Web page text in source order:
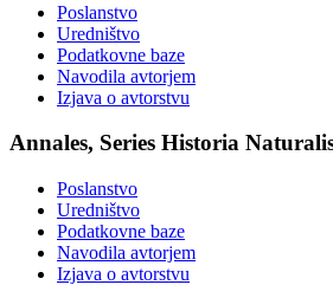
Poslanstvo
Uredništvo
Podatkovne baze
Navodila avtorjem
Izjava o avtorstvu
Annales, Series Historia
Poslanstvo
Uredništvo
Podatkovne baze
Navodila avtorjem
Izjava o avtorstvu